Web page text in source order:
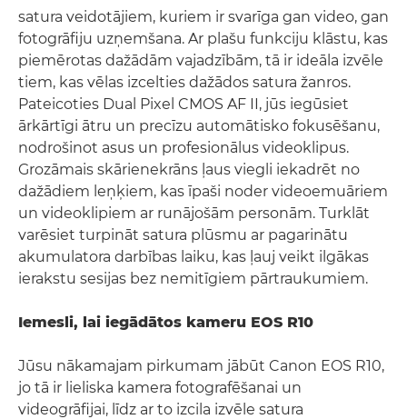
satura veidotājiem, kuriem ir svarīga gan video, gan
fotogrāfiju uzņemšana. Ar plašu funkciju klāstu, kas
piemērotas dažādām vajadzībām, tā ir ideāla izvēle
tiem, kas vēlas izcelties dažādos satura žanros.
Pateicoties Dual Pixel CMOS AF II, jūs iegūsiet
ārkārtīgi ātru un precīzu automātisko fokusēšanu,
nodrošinot asus un profesionālus videoklipus.
Grozāmais skārienekrāns ļaus viegli iekadrēt no
dažādiem leņķiem, kas īpaši noder videoemuāriem
un videoklipiem ar runājošām personām. Turklāt
varēsiet turpināt satura plūsmu ar pagarinātu
akumulatora darbības laiku, kas ļauj veikt ilgākas
ierakstu sesijas bez nemitīgiem pārtraukumiem.
Iemesli, lai iegādātos kameru EOS R10
Jūsu nākamajam pirkumam jābūt Canon EOS R10,
jo tā ir lieliska kamera fotografēšanai un
videogrāfijai, līdz ar to izcila izvēle satura